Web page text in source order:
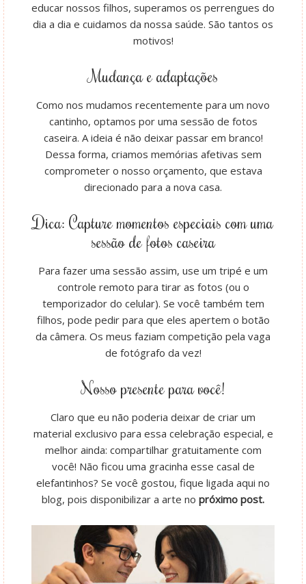
educar nossos filhos, superamos os perrengues do
dia a dia e cuidamos da nossa saúde. São tantos os
motivos!
Mudança e adaptações
Como nos mudamos recentemente para um novo
cantinho, optamos por uma sessão de fotos
caseira. A ideia é não deixar passar em branco!
Dessa forma, criamos memórias afetivas sem
comprometer o nosso orçamento, que estava
direcionado para a nova casa.
Dica: Capture momentos especiais com uma
sessão de fotos caseira
Para fazer uma sessão assim, use um tripé e um
controle remoto para tirar as fotos (ou o
temporizador do celular). Se você também tem
filhos, pode pedir para que eles apertem o botão
da câmera. Os meus faziam competição pela vaga
de fotógrafo da vez!
Nosso presente para você!
Claro que eu não poderia deixar de criar um
material exclusivo para essa celebração especial, e
melhor ainda: compartilhar gratuitamente com
você! Não ficou uma gracinha esse casal de
elefantinhos? Se você gostou, fique ligada aqui no
blog, pois disponibilizar a arte no próximo post.